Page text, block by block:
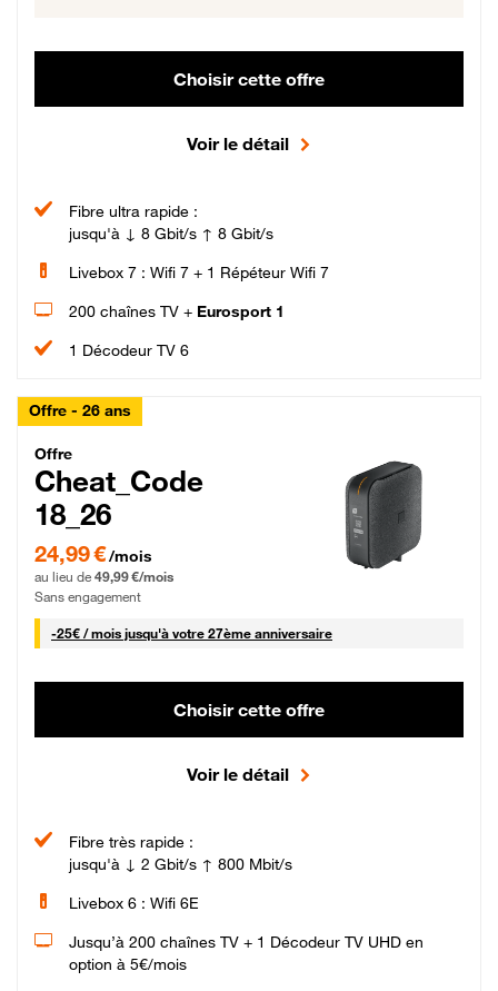
Choisir cette offre
Voir le détail
Fibre ultra rapide :
jusqu'à ↓ 8 Gbit/s ↑ 8 Gbit/s
Livebox 7 : Wifi 7 + 1 Répéteur Wifi 7
200 chaînes TV + Eurosport 1
1 Décodeur TV 6
Offre - 26 ans
Cheat_Code Fibre_18_26
Offre
Cheat_Code
18_26
24,99 € par mois pendant 0 mois puis 49,99 € par mois, Sans engagement
24,99 €/mois
au lieu de 49,99 €/mois
Sans engagement
-25€ / mois25 € par mois
jusqu'à votre 27ème anniversaire
Choisir cette offre
Voir le détail
Fibre très rapide :
jusqu'à ↓ 2 Gbit/s ↑ 800 Mbit/s
Livebox 6 : Wifi 6E
Jusqu’à 200 chaînes TV + 1 Décodeur TV UHD en
option à 5€/mois